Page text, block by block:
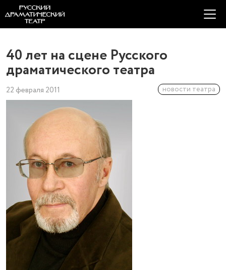
40 лет на сцене Русского
драматического театра
22 февраля 2011 новости театра